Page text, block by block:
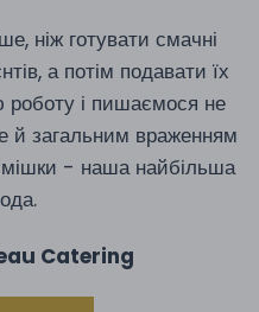
ніж готувати смачні
а потім подавати їх
і пишаємося не
й загальним враженням
- наша найбільша
Catering